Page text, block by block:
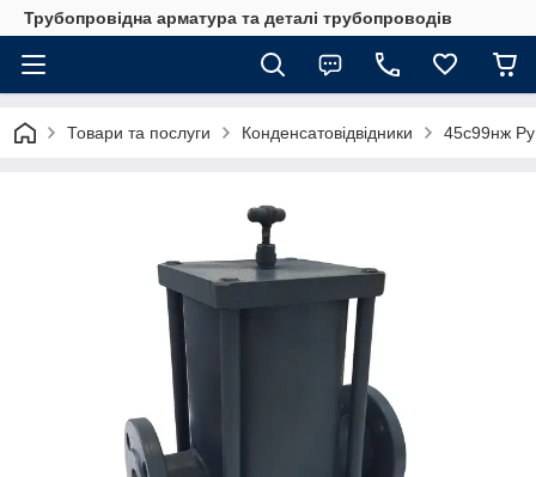
Трубопровідна арматура та деталі трубопроводів
Товари та послуги Конденсатовідвідники 45с99нж